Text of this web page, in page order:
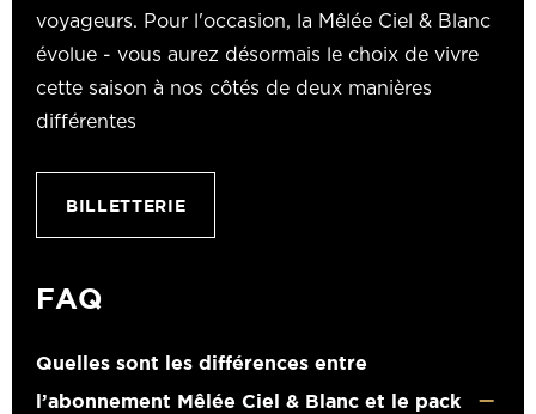
voyageurs. Pour l'occasion, la Mêlée Ciel & Blanc
évolue - vous aurez désormais le choix de vivre
cette saison à nos côtés de deux manières
différentes
BILLETTERIE
FAQ
Quelles sont les différences entre
l’abonnement Mêlée Ciel & Blanc et le pack